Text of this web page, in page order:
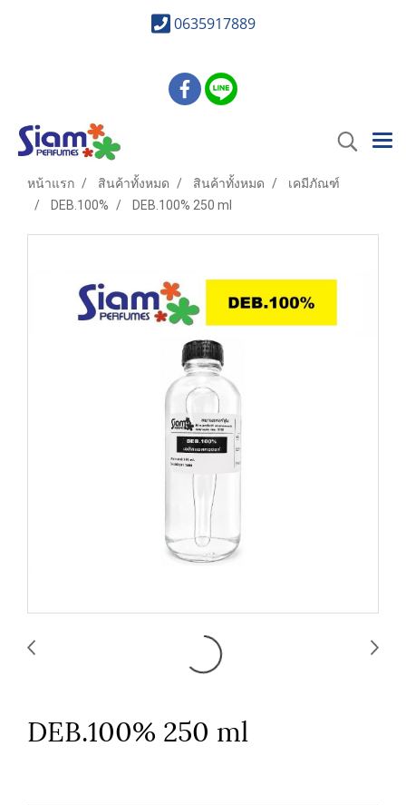
0635917889
หน้าแรก สินค้าทั้งหมด สินค้าทั้งหมด
เคมีภัณฑ์
DEB.100%
DEB.100% 250 ml
DEB.100% 250 ml